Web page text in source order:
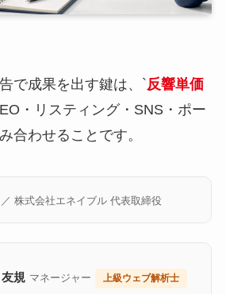
で成果を出す鍵は、`反響単価
・リスティング・SNS・ポー
合わせることです。
株式会社エネイブル 代表取締役
規 マネージャー 上級ウェブ解析士